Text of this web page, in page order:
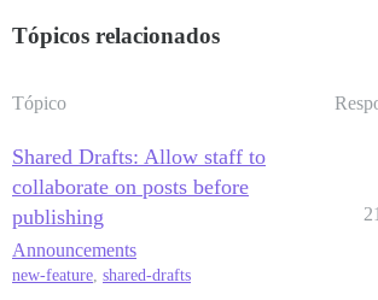
Tópicos relacionados
Tópico
Shared Drafts: Allow staff to
collaborate on posts before
publishing
Announcements
new-feature shared-drafts
21